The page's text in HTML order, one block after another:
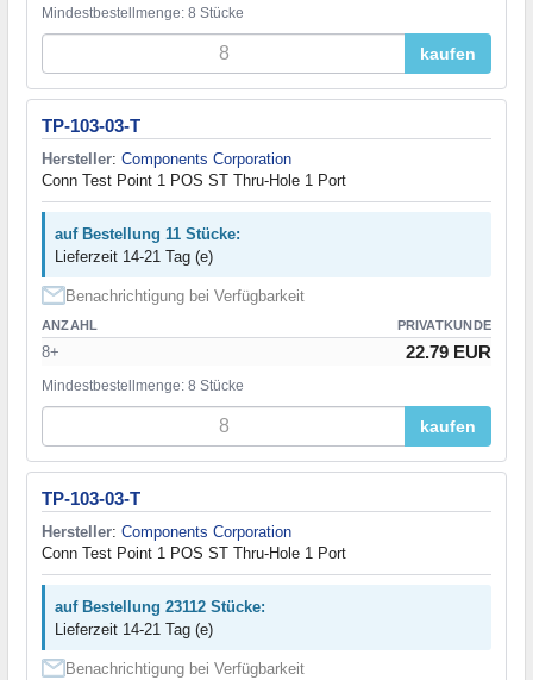
Mindestbestellmenge: 8 Stücke
kaufen
TP-103-03-T
Hersteller: Components Corporation
Conn Test Point 1 POS ST Thru-Hole 1 Port
auf Bestellung 11 Stücke:
Lieferzeit 14-21 Tag (e)
Benachrichtigung bei Verfügbarkeit
ANZAHL PRIVATKUNDE
8+ 22.79 EUR
Mindestbestellmenge: 8 Stücke
kaufen
TP-103-03-T
Hersteller: Components Corporation
Conn Test Point 1 POS ST Thru-Hole 1 Port
auf Bestellung 23112 Stücke:
Lieferzeit 14-21 Tag (e)
Benachrichtigung bei Verfügbarkeit